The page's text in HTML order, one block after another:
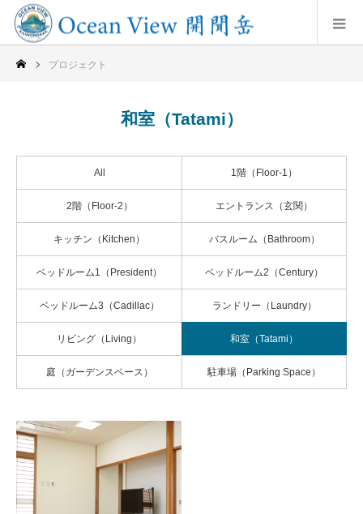
プロジェクト
和室（Tatami）
All 1階（Floor-1）
2階（Floor-2） エントランス（玄関）
キッチン（Kitchen） バスルーム（Bathroom）
ベッドルーム1（President） ベッドルーム2（Century）
ベッドルーム3（Cadillac） ランドリー（Laundry）
リビング（Living） 和室（Tatami）
庭（ガーデンスペース） 駐車場（Parking Space）